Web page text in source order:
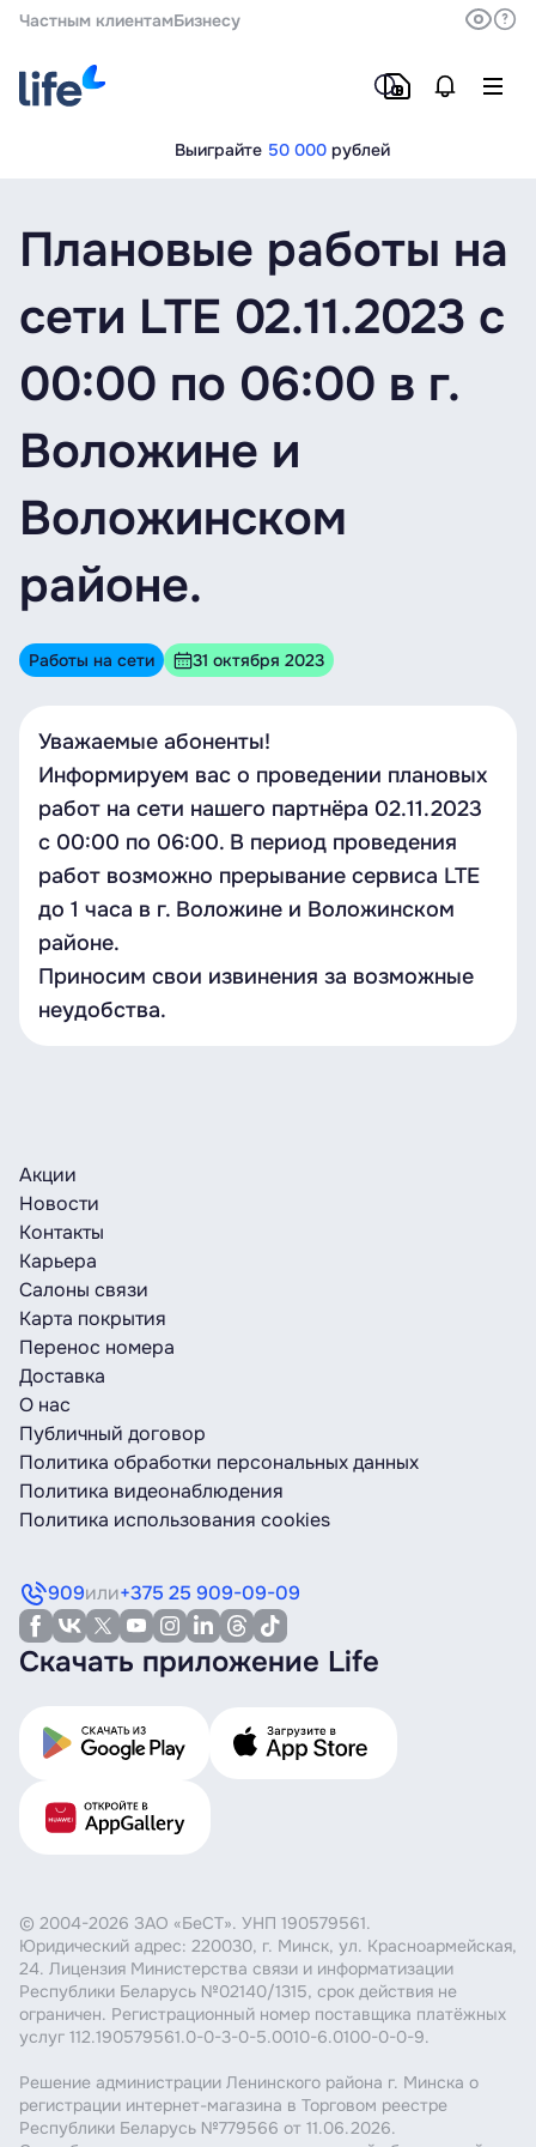
Частным клиентамБизнесу
Выиграйте 50 000 рублей
Плановые работы на
сети LTE 02.11.2023 с
00:00 по 06:00 в г.
Воложине и
Воложинском
районе.
Работы на сети 31 октября 2023
Уважаемые абоненты!
Информируем вас о проведении плановых
работ на сети нашего партнёра 02.11.2023
с 00:00 по 06:00. В период проведения
работ возможно прерывание сервиса LTE
до 1 часа в г. Воложине и Воложинском
районе.
Приносим свои извинения за возможные
неудобства.
Акции
Новости
Контакты
Карьера
Салоны связи
Карта покрытия
Перенос номера
Доставка
О нас
Публичный договор
Политика обработки персональных данных
Политика видеонаблюдения
Политика использования cookies
909или+375 25 909-09-09
Скачать приложение Life
© 2004-2026 ЗАО «БеСТ». УНП 190579561.
Юридический адрес: 220030, г. Минск, ул. Красноармейская,
24. Лицензия Министерства связи и информатизации
Республики Беларусь №02140/1315, срок действия не
ограничен. Регистрационный номер поставщика платёжных
услуг 112.190579561.0-0-3-0-5.0010-6.0100-0-0-9.
Решение администрации Ленинского района г. Минска о
регистрации интернет-магазина в Торговом реестре
Республики Беларусь №779566 от 11.06.2026.